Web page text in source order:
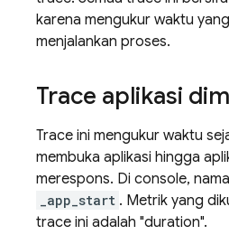
karena mengukur waktu
menjalankan proses.
Trace aplikasi
Trace ini mengukur waktu
membuka aplikasi hingga
merespons. Di console,
_app_start . Metrik yang
trace ini adalah "duration".